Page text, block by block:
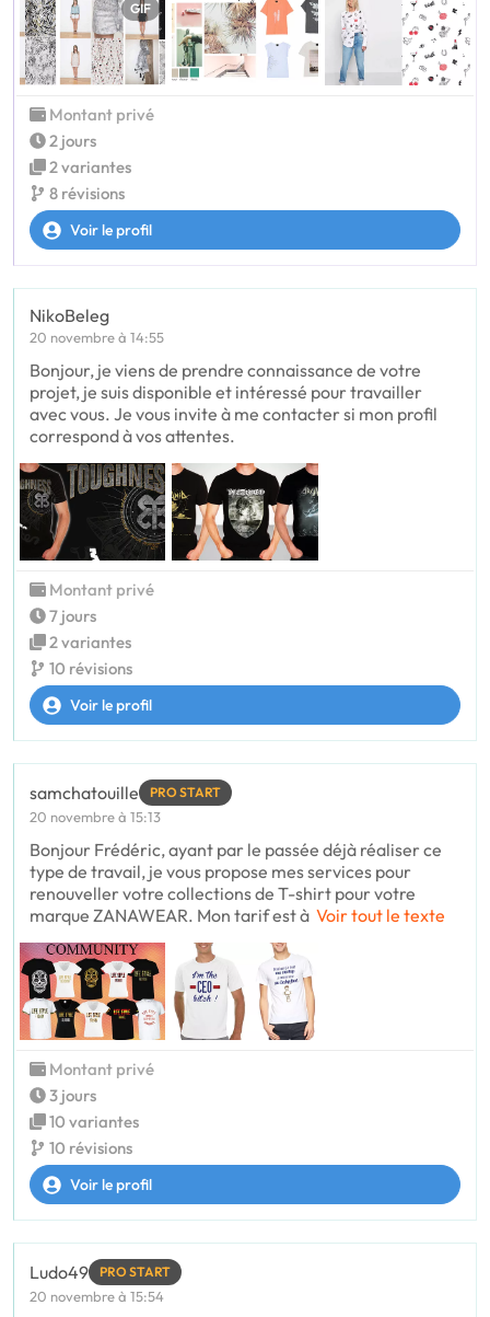
GIF
Montant privé
2 jours
2 variantes
8 révisions
Voir le profil
NikoBeleg
20 novembre à 14:55
Bonjour, je viens de prendre connaissance de votre
projet, je suis disponible et intéressé pour travailler
avec vous. Je vous invite à me contacter si mon profil
correspond à vos attentes.
Montant privé
7 jours
2 variantes
10 révisions
Voir le profil
samchatouille PRO START
20 novembre à 15:13
Bonjour Frédéric, ayant par le passée déjà réaliser ce
type de travail, je vous propose mes services pour
renouveller votre collections de T-shirt pour votre
marque ZANAWEAR. Mon tarif est à Voir tout le texte
Montant privé
3 jours
10 variantes
10 révisions
Voir le profil
Ludo49 PRO START
20 novembre à 15:54